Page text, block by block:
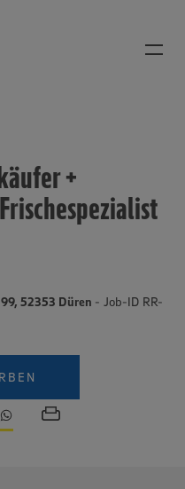
+
52353 Düren - Job-ID RR-